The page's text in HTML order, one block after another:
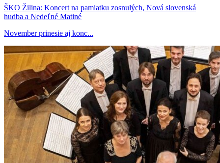
ŠKO Žilina: Koncert na pamiatku zosnulých, Nová slovenská
hudba a Nedeľné Matiné
November prinesie aj konc...